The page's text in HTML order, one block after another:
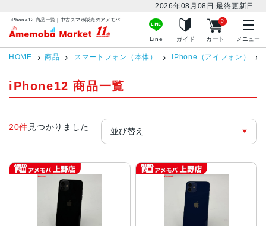
2026年08月08日 最終更新日
アメモバマーケット
Line ガイド カート
0
メニュー
HOME 商品 スマートフォン（本体） iPhone（アイフォン）
iPhone12 商品一覧
20件 見つかりました